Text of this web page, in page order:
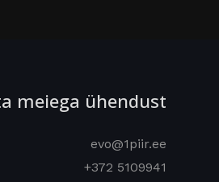
meiega ühendust
evo@1piir.ee
+372 5109941